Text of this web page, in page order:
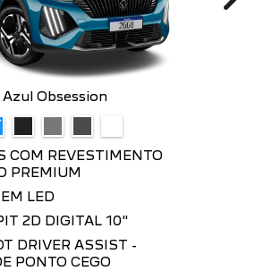
Azul Obsession
COM REVESTIMENTO
PREMIUM
LED
2D DIGITAL 10"
DRIVER ASSIST -
PONTO CEGO